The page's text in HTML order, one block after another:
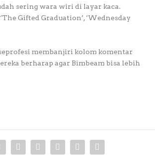
sering wara wiri di layar kaca.
Gifted Graduation’, ‘Wednesday
membanjiri kolom komentar
berharap agar Bimbeam bisa lebih